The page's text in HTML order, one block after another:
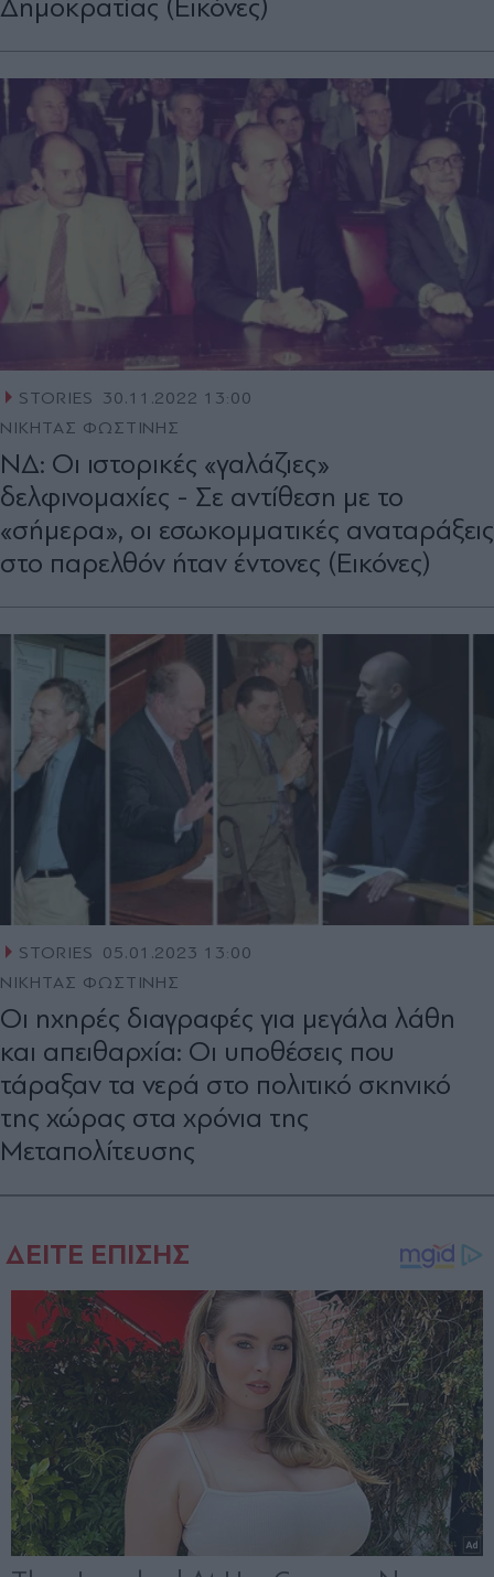
Δημοκρατίας (Εικόνες)
STORIES
30.11.2022 13:00
ΝΙΚΗΤΑΣ ΦΩΣΤΙΝΗΣ
ΝΔ: Οι ιστορικές «γαλάζιες»
δελφινομαχίες - Σε αντίθεση με το
«σήμερα», οι εσωκομματικές αναταράξεις
στο παρελθόν ήταν έντονες (Εικόνες)
STORIES
05.01.2023 13:00
ΝΙΚΗΤΑΣ ΦΩΣΤΙΝΗΣ
Οι ηχηρές διαγραφές για μεγάλα λάθη
και απειθαρχία: Οι υποθέσεις που
τάραξαν τα νερά στο πολιτικό σκηνικό
της χώρας στα χρόνια της
Μεταπολίτευσης